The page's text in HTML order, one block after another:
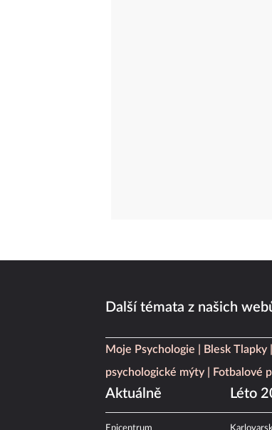
Další témata z našich
Moje Psychologie Blesk Tlapky
psychologické mýty
Fotbalové
Aktuálně Léto